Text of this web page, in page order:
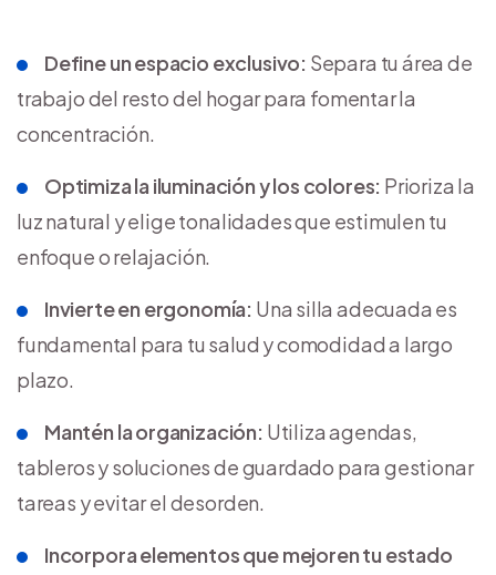
Define un espacio exclusivo: Separa tu área de
trabajo del resto del hogar para fomentar la
concentración.
Optimiza la iluminación y los colores: Prioriza la
luz natural y elige tonalidades que estimulen tu
enfoque o relajación.
Invierte en ergonomía: Una silla adecuada es
fundamental para tu salud y comodidad a largo
plazo.
Mantén la organización: Utiliza agendas,
tableros y soluciones de guardado para gestionar
tareas y evitar el desorden.
Incorpora elementos que mejoren tu estado